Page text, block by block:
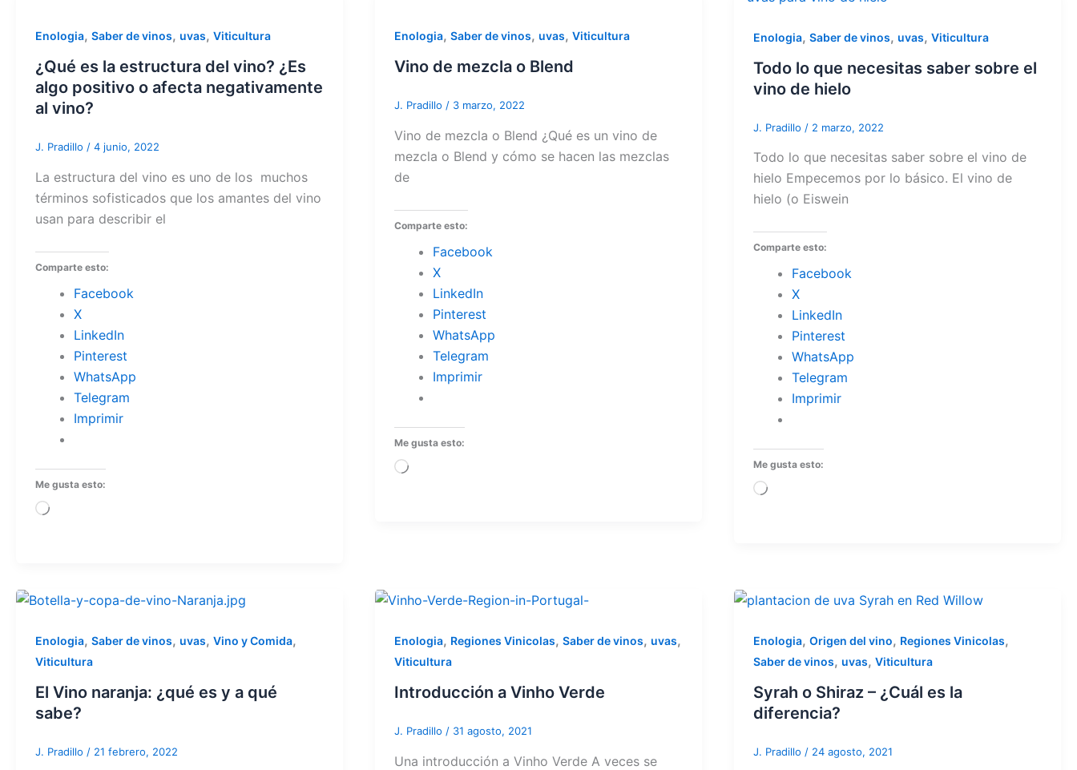
Enologia, Saber de vinos, uvas, Viticultura
¿Qué es la estructura del vino? ¿Es
algo positivo o afecta negativamente
al vino?
J. Pradillo / 4 junio, 2022
La estructura del vino es uno de los muchos
términos sofisticados que los amantes del vino
usan para describir el
Comparte esto:
Facebook
X
LinkedIn
Pinterest
WhatsApp
Telegram
Imprimir
Me gusta esto:
Cargando...
Enologia, Saber de vinos, uvas, Viticultura
Vino de mezcla o Blend
J. Pradillo / 3 marzo, 2022
Vino de mezcla o Blend ¿Qué es un vino de
mezcla o Blend y cómo se hacen las mezclas
de
Comparte esto:
Facebook
X
LinkedIn
Pinterest
WhatsApp
Telegram
Imprimir
Me gusta esto:
Cargando...
Enologia, Saber de vinos, uvas, Viticultura
Todo lo que necesitas saber sobre el
vino de hielo
J. Pradillo / 2 marzo, 2022
Todo lo que necesitas saber sobre el vino de
hielo Empecemos por lo básico. El vino de
hielo (o Eiswein
Comparte esto:
Facebook
X
LinkedIn
Pinterest
WhatsApp
Telegram
Imprimir
Me gusta esto:
Cargando...
Enologia, Saber de vinos, uvas, Vino y Comida,
Viticultura
El Vino naranja: ¿qué es y a qué
sabe?
J. Pradillo / 21 febrero, 2022
Enologia, Regiones Vinicolas, Saber de vinos, uvas,
Viticultura
Introducción a Vinho Verde
J. Pradillo / 31 agosto, 2021
Una introducción a Vinho Verde A veces se
Enologia, Origen del vino, Regiones Vinicolas,
Saber de vinos, uvas, Viticultura
Syrah o Shiraz – ¿Cuál es la
diferencia?
J. Pradillo / 24 agosto, 2021